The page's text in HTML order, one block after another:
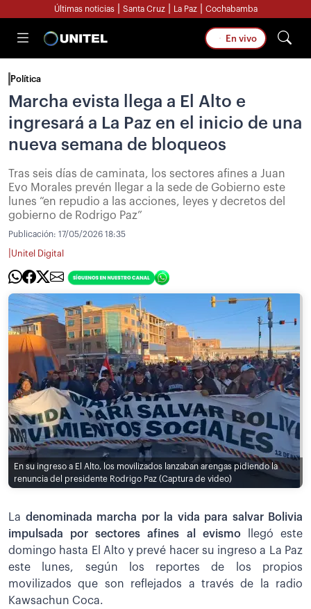
Últimas noticias Santa Cruz La Paz Cochabamba
En vivo
Política
Marcha evista llega a El Alto e
ingresará a La Paz en el inicio de una
nueva semana de bloqueos
Tras seis días de caminata, los sectores afines a Juan
Evo Morales prevén llegar a la sede de Gobierno este
lunes “en repudio a las acciones, leyes y decretos del
gobierno de Rodrigo Paz”
Publicación: 17/05/2026 18:35
Unitel Digital
En su ingreso a El Alto, los movilizados lanzaban arengas pidiendo la
renuncia del presidente Rodrigo Paz (Captura de video)
La denominada marcha por la vida para salvar Bolivia
impulsada por sectores afines al evismollegó este
domingo hasta El Alto y prevé hacer su ingreso a La Paz
este lunes, según los reportes de los propios
movilizados que son reflejados a través de la radio
Kawsachun Coca.